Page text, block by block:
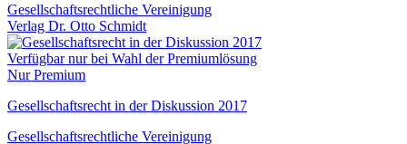
Gesellschaftsrechtliche Vereinigung
Verlag Dr. Otto Schmidt
Verfügbar nur bei Wahl der Premiumlösung
Nur Premium
Gesellschaftsrecht in der Diskussion 2017
Gesellschaftsrechtliche Vereinigung